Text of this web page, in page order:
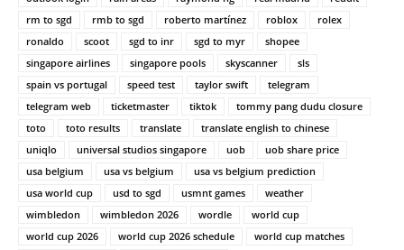
rm to sgd
rmb to sgd roberto martínez roblox
rolex
ronaldo
scoot sgd to inr sgd to myr
shopee
singapore airlines
singapore pools skyscanner
sls
spain vs portugal
speed test taylor swift
telegram
telegram web
ticketmaster tiktok
tommy pang dudu closure
toto
toto results translate
translate english to chinese
uniqlo
universal studios singapore uob
uob share price
usa belgium
usa vs belgium
usa vs belgium prediction
usa world cup
usd to sgd usmnt games
weather
wimbledon
wimbledon 2026 wordle
world cup
world cup 2026
world cup 2026 schedule
world cup matches